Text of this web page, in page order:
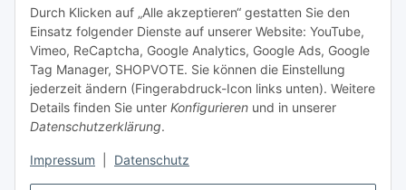
Durch Klicken auf „Alle akzeptieren“ gestatten Sie den
Einsatz folgender Dienste auf unserer Website: YouTube,
Vimeo, ReCaptcha, Google Analytics, Google Ads, Google
Tag Manager, SHOPVOTE. Sie können die Einstellung
jederzeit ändern (Fingerabdruck-Icon links unten). Weitere
Details finden Sie unter Konfigurieren und in unserer
Datenschutzerklärung.
Impressum Datenschutz
Newsletter Abonnieren
Bitte senden Sie mir entsprechend Ihrer
Datenschutzerklärungregelmäßig und jederzeit widerruflich
Informationen zu Ihrem Produktsortiment per E-Mail zu.
Abonnieren